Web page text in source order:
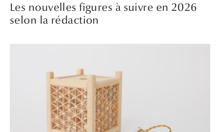
Les nouvelles figures à suivre en 2026
selon la rédaction